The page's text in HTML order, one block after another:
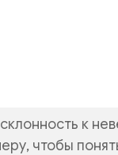
к
чтобы